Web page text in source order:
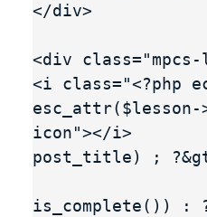
</div>
<div
<i class="<?php
esc_attr($lesson-
icon"></i>
post_title) ;
is_complete()) :